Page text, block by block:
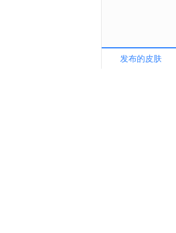
发布的皮肤